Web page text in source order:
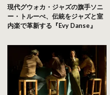
現代グウォカ・ジャズの旗手ソニ
ー・トルーぺ、伝統をジャズと室
内楽で革新する『Evy Danse』